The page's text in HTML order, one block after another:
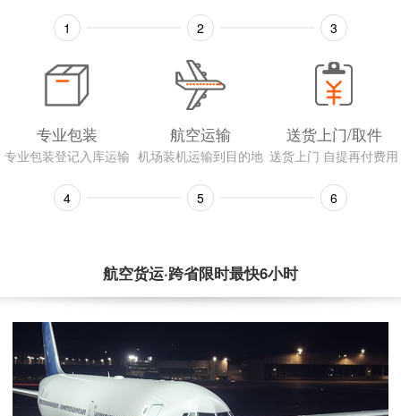
1 2 3
专业包装
专业包装登记入库运输
4
航空运输
机场装机运输到目的地
5
送货上门/取件
送货上门 自提再付费用
6
航空货运·跨省限时最快6小时